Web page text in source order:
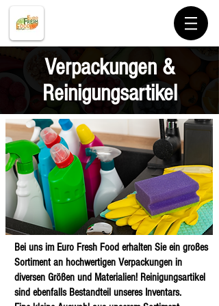
Verpackungen &
Reinigungsartikel
Bei uns im Euro Fresh Food erhalten Sie ein großes
Sortiment an hochwertigen Verpackungen in
diversen Größen und Materialien! Reinigungsartikel
sind ebenfalls Bestandteil unseres Inventars.